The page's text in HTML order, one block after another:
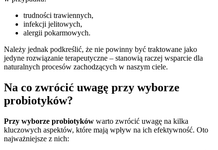
trudności trawiennych,
infekcji jelitowych,
alergii pokarmowych.
Należy jednak podkreślić, że nie powinny być traktowane jako
jedyne rozwiązanie terapeutyczne – stanowią raczej wsparcie dla
naturalnych procesów zachodzących w naszym ciele.
Na co zwrócić uwagę przy wyborze
probiotyków?
Przy wyborze probiotyków warto zwrócić uwagę na kilka
kluczowych aspektów, które mają wpływ na ich efektywność. Oto
najważniejsze z nich: